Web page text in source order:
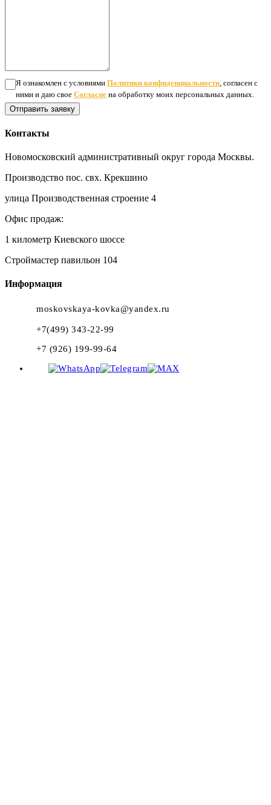
Я ознакомлен с условиями Политики конфиденциальности , согласен с
ними и даю свое Согласие на обработку моих персональных данных.
Отправить заявку
Контакты
Новомосковский административный округ города Москвы.
Производство пос. свх. Крекшино
улица Производственная строение 4
Офис продаж:
1 километр Киевского шоссе
Строймастер павильон 104
Информация
moskovskaya-kovka@yandex.ru
+7(499) 343-22-99
+7 (926) 199-99-64